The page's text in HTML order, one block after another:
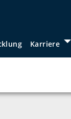
”
Karriere